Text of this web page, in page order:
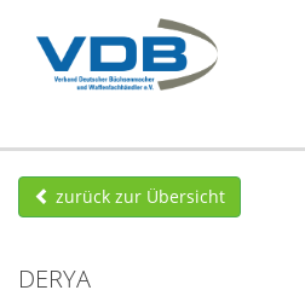
zurück zur Übersicht
DERYA